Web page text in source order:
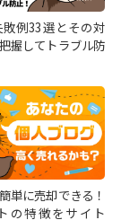
例33選とその対
握してトラブル防
単に売却できる！
の特徴をサイト